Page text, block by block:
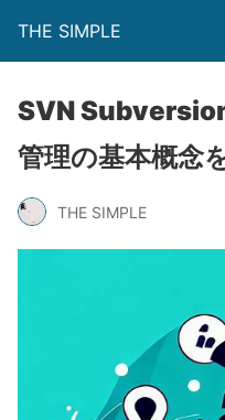
THE SIMPLE
SVN
管理の基本概念
THE SIMPLE